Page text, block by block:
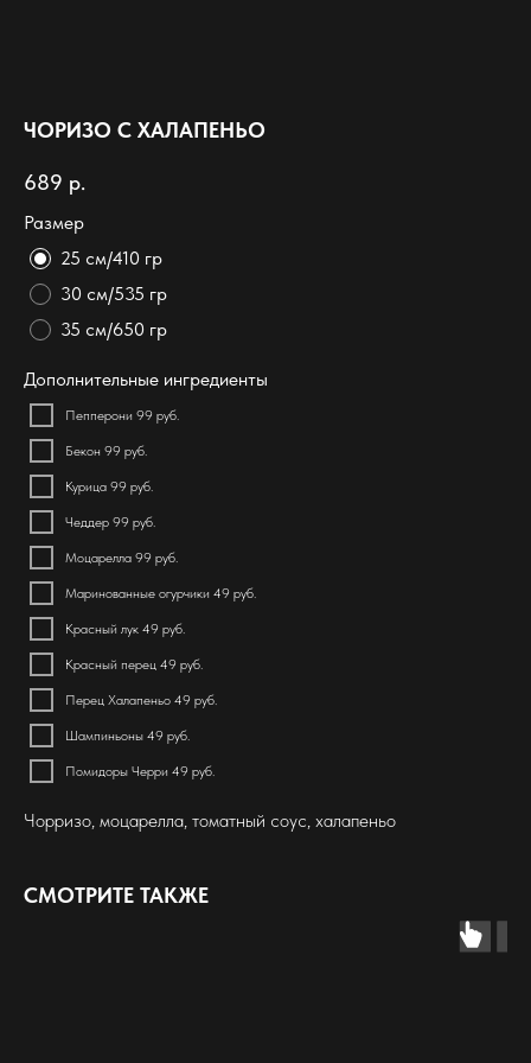
ЧОРИЗО С ХАЛАПЕНЬО
689 р.
Размер
25 см/410 гр
30 см/535 гр
35 см/650 гр
Дополнительные ингредиенты
Пепперони 99 руб.
Бекон 99 руб.
Курица 99 руб.
Чеддер 99 руб.
Моцарелла 99 руб.
Маринованные огурчики 49 руб.
Красный лук 49 руб.
Красный перец 49 руб.
Перец Халапеньо 49 руб.
Шампиньоны 49 руб.
Помидоры Черри 49 руб.
Чорризо, моцарелла, томатный соус, халапеньо
СМОТРИТЕ ТАКЖЕ